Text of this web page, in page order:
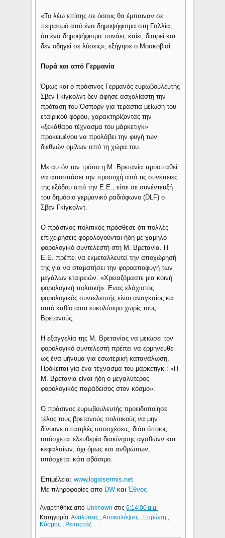
«Το λέω επίσης σε όσους θα έμπαιναν σε
πειρασμό από ένα δημοψήφισμα στη Γαλλία,
ότι ένα δημοψήφισμα πονάει, καίει, διαιρεί και
δεν οδηγεί σε λύσεις», εξήγησε ο Μοσκοβισί.
Πυρά και από Γερμανία
Όμως και ο πράσινος Γερμανός ευρωβουλευτής
Σβεν Γκίγκολντ δεν άφησε ασχολίαστη την
πρόταση του Όσπορν για τεράστια μείωση του
εταιρικού φόρου, χαρακτηρίζοντάς την
«ξεκάθαρο τέχνασμα του μάρκετιγκ»
προκειμένου να προλάβει την φυγή των
διεθνών ομίλων από τη χώρα του.
Με αυτόν τον τρόπο η Μ. Βρετανία προσπαθεί
να αποσπάσει την προσοχή από τις συνέπειες
της εξόδου από την Ε.Ε., είπε σε συνέντευξή
του δημόσιο γερμανικό ραδιόφωνο (DLF) ο
Σβεν Γκίγκολντ.
O πράσινος πολιτικός πρόσθεσε ότι πολλές
επιχειρήσεις φορολογούνται ήδη με χαμηλό
φορολογικό συντελεστή στη Μ. Βρετανία. Η
Ε.Ε. πρέπει να εκμεταλλευτεί την αποχώρησή
της για να σταματήσει την φοροαποφυγή των
μεγάλων εταιρειών. «Χρειαζόμαστε μια κοινή
φορολογική πολιτική». Ενας ελάχιστος
φορολογικός συντελεστής είναι αναγκαίος και
αυτό καθίσταται ευκολότερο χωρίς τους
Βρετανούς.
Η εξαγγελία της Μ. Βρετανίας να μειώσει τον
φορολογικό συντελεστή πρέπει να ερμηνευθεί
ως ένα μήνυμα για εσωτερική κατανάλωση.
Πρόκειται για ένα τέχνασμα του μάρκετιγκ : «Η
Μ. Βρετανία είναι ήδη ο μεγαλύτερος
φορολογικός παράδεισος στον κόσμο».
Ο πράσινος ευρωβουλευτής προειδοποίησε
τέλος τους βρετανούς πολιτικούς να μην
δίνουνε απατηλές υποσχέσεις, διότι όποιος
υπόσχεται ελευθερία διακίνησης αγαθώνν και
κεφαλαίων, όχι όμως και ανθρώπων,
υπόσχεται κάτι αβάσιμο.
Eπιμέλεια:www.logiosermis.net
Με πληροφορίες απο DWκαιΈθνος
Αναρτήθηκε από Unknownστις6:14:00 μ.μ.
Κατηγορία:Αναλύσεις ,Αποκαλύψεις , Ευρώπη ,
Κόσμος , Ρεπορτάζ